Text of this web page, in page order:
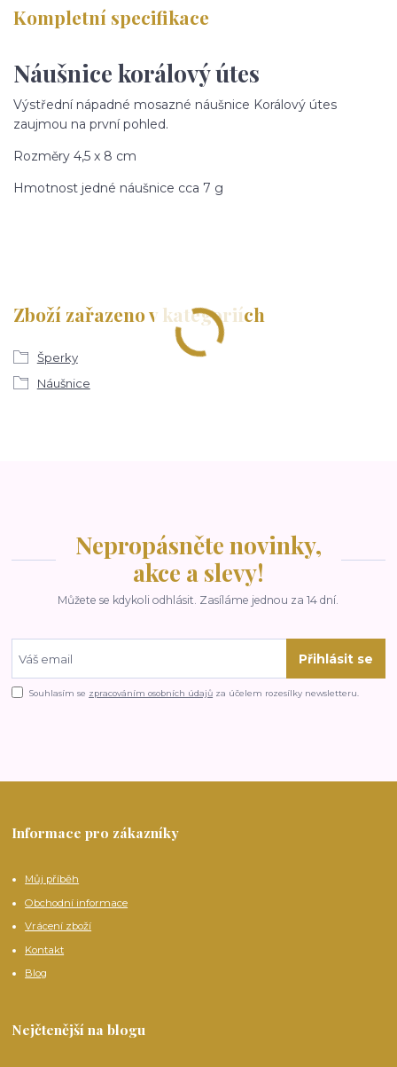
Kompletní specifikace
Náušnice korálový útes
Výstřední nápadné mosazné náušnice Korálový útes
zaujmou na první pohled.
Rozměry 4,5 x 8 cm
Hmotnost jedné náušnice cca 7 g
Zboží zařazeno v kategoriích
Šperky
Náušnice
Nepropásněte novinky,
akce a slevy!
Můžete se kdykoli odhlásit. Zasíláme jednou za 14 dní.
Přihlásit se
Souhlasím se zpracováním osobních údajů za účelem rozesílky newsletteru.
Informace pro zákazníky
Můj příběh
Obchodní informace
Vrácení zboží
Kontakt
Blog
Nejčtenější na blogu